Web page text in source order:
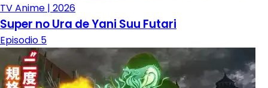
TV Anime | 2026
Super no Ura de Yani Suu Futari
Episodio 5